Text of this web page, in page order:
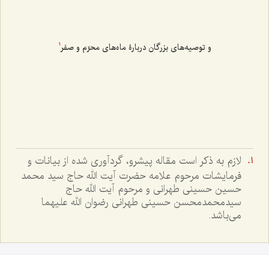
و توصیه‌های بزرگان دربارۀ ماه‌های محرّم و صفر1
لازم به ذکر است مقاله پیشرو، گردآوری شده از بیانات و
فرمایشات مرحوم علامه حضرت آیت الله حاج سید محمد
حسین حسینی طهرانی و مرحوم آیت الله حاج
سیدمحمدمحسن حسینی طهرانی رضوان الله علیهما
می‌باشد.